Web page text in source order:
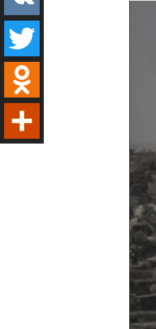
VK
Twitter
Odnoklassniki